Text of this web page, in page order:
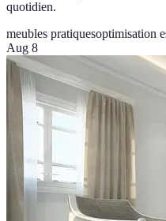
quotidien.
meubles pratiquesoptimisation
Aug 8